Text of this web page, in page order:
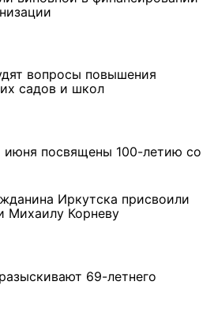
вопросы повышения
садов и школ
июня посвящены 100-летию со
Иркутска присвоили
Михаилу Корневу
69-летнего